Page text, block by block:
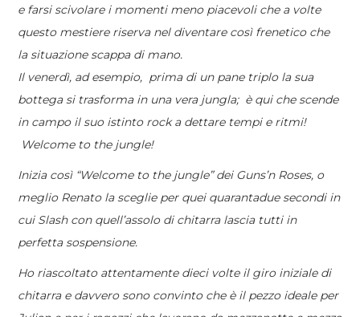
e farsi scivolare i momenti meno piacevoli che a volte
questo mestiere riserva nel diventare così frenetico che
la situazione scappa di mano.
Il venerdì, ad esempio, prima di un pane triplo la sua
bottega si trasforma in una vera jungla; è qui che scende
in campo il suo istinto rock a dettare tempi e ritmi!
Welcome to the jungle!
Inizia così “Welcome to the jungle” dei Guns’n Roses, o
meglio Renato la sceglie per quei quarantadue secondi in
cui Slash con quell’assolo di chitarra lascia tutti in
perfetta sospensione.
Ho riascoltato attentamente dieci volte il giro iniziale di
chitarra e davvero sono convinto che è il pezzo ideale per